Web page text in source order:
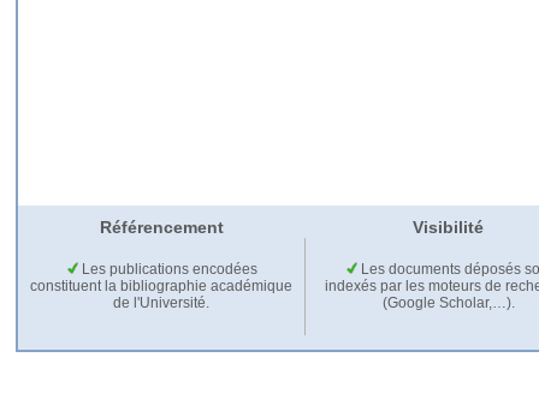
Référencement Visibilité
Les publications encodées
constituent la bibliographie académique
de l'Université.
Les documents déposés
indexés par les moteurs de
(Google Scholar,…).